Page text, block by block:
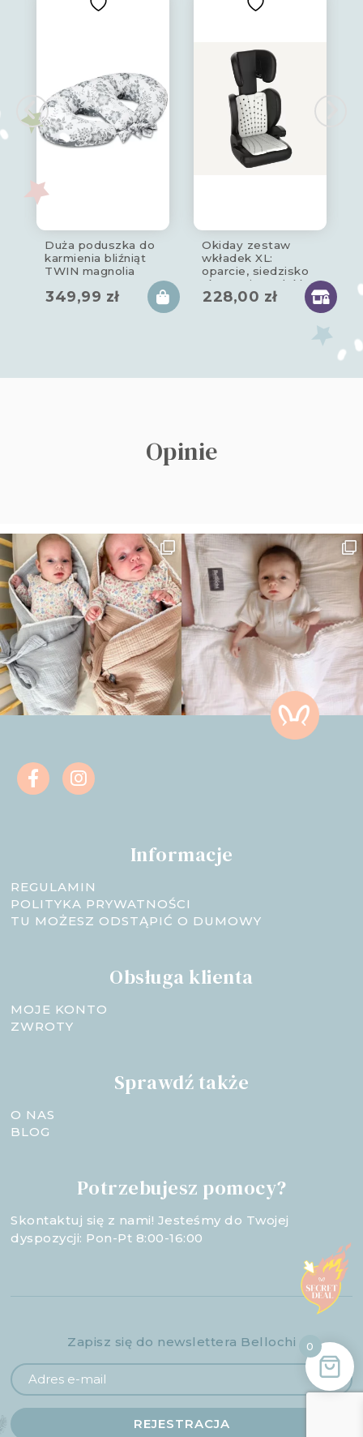
Duża poduszka do
karmienia bliźniąt
TWIN magnolia
349,99 zł
Okiday zestaw
wkładek XL:
oparcie, siedzisko
akcesoria podróżne
do fotelika
228,00 zł
Opinie
Informacje
REGULAMIN
POLITYKA PRYWATNOŚCI
TU MOŻESZ ODSTĄPIĆ O DUMOWY
Obsługa klienta
MOJE KONTO
ZWROTY
Sprawdź także
O NAS
BLOG
Potrzebujesz pomocy?
Skontaktuj się z nami! Jesteśmy do Twojej
dyspozycji: Pon-Pt 8:00-16:00
Zapisz się do newslettera Bellochi 0